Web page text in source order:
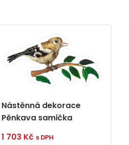
Nástěnná dekorace
Pěnkava samička
1 703 Kč s DPH